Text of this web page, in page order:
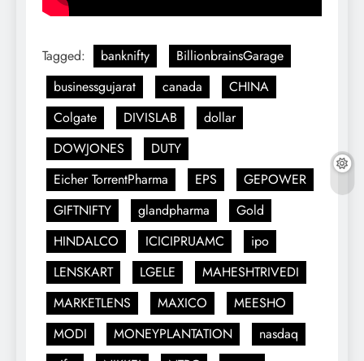
Tagged: banknifty
BillionbrainsGarage
businessgujarat
canada
CHINA
Colgate
DIVISLAB
dollar
DOWJONES
DUTY
Eicher TorrentPharma
EPS
GEPOWER
GIFTNIFTY
glandpharma
Gold
HINDALCO
ICICIPRUAMC
ipo
LENSKART
LGELE
MAHESHTRIVEDI
MARKETLENS
MAXICO
MEESHO
MODI
MONEYPLANTATION
nasdaq